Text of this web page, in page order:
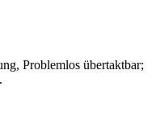
Problemlos übertaktbar;